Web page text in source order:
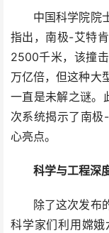
中国科学院院士
指出，南极-艾特
2500千米，该撞
万亿倍，但这种大
一直是未解之谜。
次系统揭示了南极
心亮点。
科学与工程深
除了这次发布的
科学家们利用嫦